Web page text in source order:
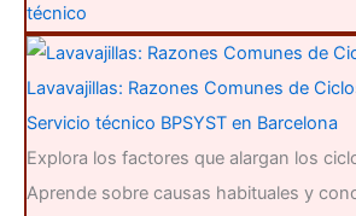
técnico
Lavavajillas: Razones Comunes de
Servicio técnico BPSYST en Barcelona
Explora los factores que alargan los
Aprende sobre causas habituales y